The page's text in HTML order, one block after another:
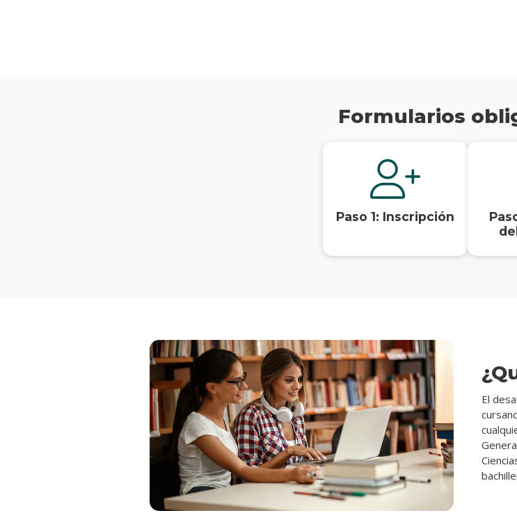
Formularios
Paso 1: Inscripción
El